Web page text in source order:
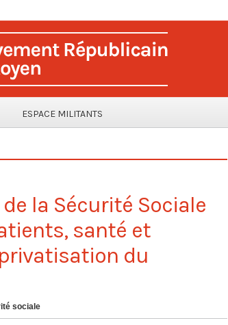
ESPACE MILITANTS
la Sécurité Sociale
santé et
du
sociale